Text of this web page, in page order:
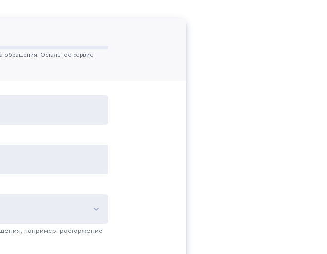
Остальное сервис
например: расторжение